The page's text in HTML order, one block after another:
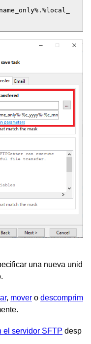
una nueva unid
, mover o descomprim
el servidor SFTP desp